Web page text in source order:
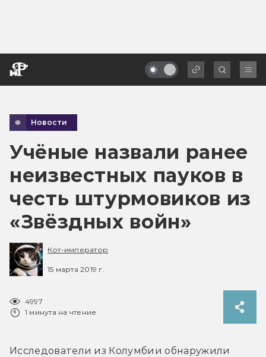
Новости
Учёные назвали ранее
неизвестных пауков в
честь штурмовиков из
«Звёздных войн»
Кот-император
15 марта 2019 г.
4997
1 минута на чтение
Исследователи из Колумбии обнаружили